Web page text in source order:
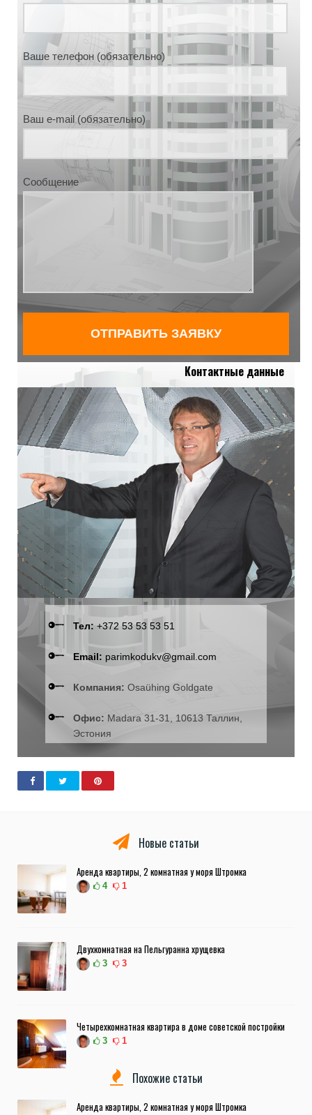
Ваше телефон (обязательно)
Ваш e-mail (обязательно)
Сообщение
Контактные данные
Тел: +372 53 53 53 51
Email: parimkodukv@gmail.com
Компания: Osaühing Goldgate
Офис: Madara 31-31, 10613 Таллин,
Эстония
Новые статьи
Аренда квартиры, 2 комнатная у моря Штромка
4 1
Двухкомнатная на Пельгуранна хрущевка
3 3
Четырехкомнатная квартира в доме советской постройки
3 1
Похожие статьи
Аренда квартиры, 2 комнатная у моря Штромка